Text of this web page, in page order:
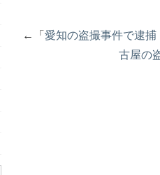
←「 愛知の盗撮事件で逮
古屋の